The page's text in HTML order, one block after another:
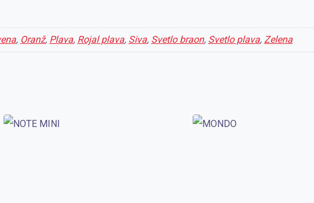
, Oranž, Plava, Rojal plava, Siva, Svetlo braon, Svetlo plava, Zelena